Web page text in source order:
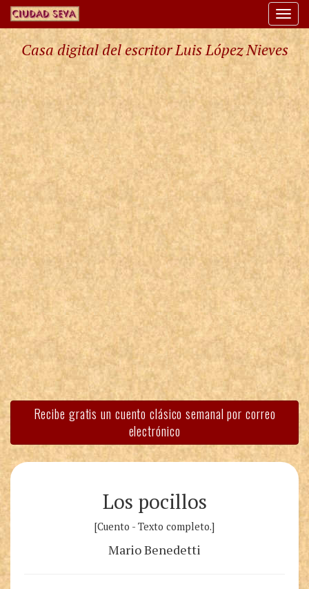
Casa digital del escritor Luis López Nieves
Recibe gratis un cuento clásico semanal por correo
electrónico
Los pocillos
[Cuento - Texto completo.]
Mario Benedetti